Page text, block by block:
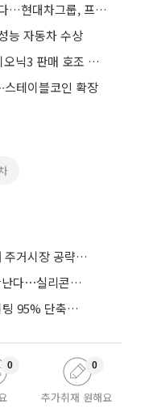
아이오닉 6 N, 고성능차 시장 판 흔든다…현대차그룹, 프리미엄 독주 깨고 ‘3년 연속 정상’
능 자동차 수상
NH투자證 “에코프로비엠, EV2ㆍ아이오닉3 판매 호조 수혜 예상⋯하반기 모멘텀 기대”
스테이블코인 확장
유럽서 키운 히트펌프…삼성·LG, 국내 주거시장 공략 ‘속도’
이재용·최태원·이해진, 美서 젠슨황 만난다⋯실리콘밸리 집결하는 AI리더
최정연 삼성전자 부사장 "PDK 리타기팅 95% 단축…에이전트 AI 시범 활용"
0
추가취재 원해요
0